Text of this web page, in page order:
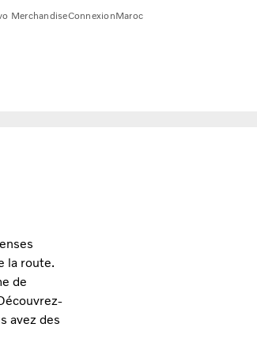
MerchandiseConnexionMaroc
la route.
de
avez des